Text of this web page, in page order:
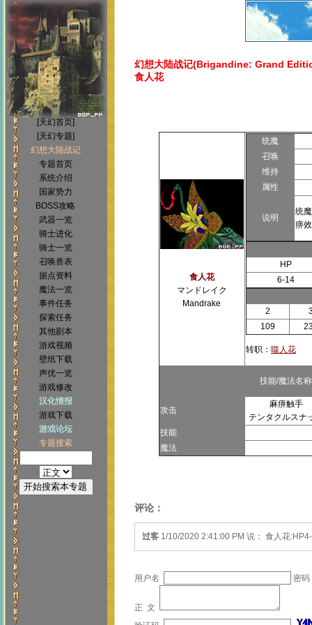
幻想大陆战记(Brigandine: Grand
食人花
食人花
マンドレイク
Mandrake
统魔
召唤
维持
属性
说明
统
痹
HP
6-14
2
109
转职： 噬人花
技能/魔法名称
攻击
麻痹触手
テンタクルスナ
技能
魔法
评论：
过客 1/10/2020 2:41:00 PM 说： 食人花
用户名 密码
正 文
[天幻首页]
[天幻专题]
幻想大陆战记
专题首页
系统介绍
国家势力
BOSS攻略
武器一览
骑士进化
骑士一览
召唤兽表
据点资料
魔法一览
事件任务
探索任务
其他剧本
游戏视频
壁纸下载
声优一览
游戏修改
汉化情报
游戏下载
游戏论坛
专题搜索